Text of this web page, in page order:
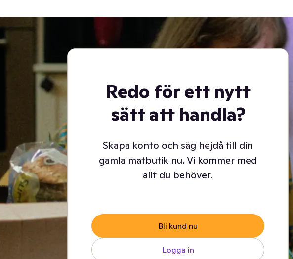
Redo för ett nytt
sätt att handla?
Skapa konto och säg hejdå till din
gamla matbutik nu. Vi kommer med
allt du behöver.
Bli kund nu
Logga in